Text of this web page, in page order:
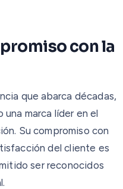
con la
que abarca décadas,
una marca líder en el
Su compromiso con
del cliente es
ser reconocidos